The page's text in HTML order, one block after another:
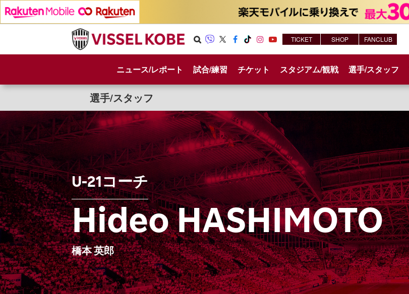
h
am e
ニュース/レポート 試合/練習 チケット スタジアム/観戦 選手/スタッフ
TICKET SHOP FANCLUB
選手/スタッフ
U-21コーチ
Hideo HASHIMOTO
橋本 英郎